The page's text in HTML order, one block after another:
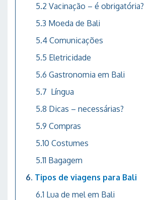
Vacinação – é obrigatória?
Moeda de Bali
Comunicações
Eletricidade
Gastronomia em Bali
Língua
Dicas – necessárias?
Compras
Costumes
Bagagem
Tipos de viagens para Bali
Lua de mel em Bali